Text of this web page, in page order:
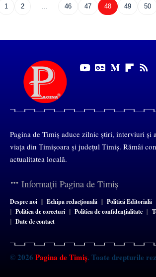
1 2 46 47 48 49 50
Pagina de Timiș aduce zilnic știri, interviuri și
viața din Timișoara și județul Timiș. Rămâi
actualitatea locală.
Informații Pagina de Timiș
Despre noi Echipa redacțională
Politică Editorială
Politica de corecturi
Politica de confidențialitate
Date de contact
© 2026 Pagina de Timiș. Toate drepturile